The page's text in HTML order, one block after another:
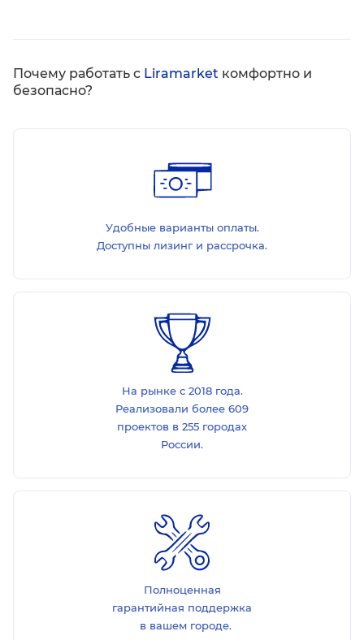
Почему работать с Liramarket комфортно и
безопасно?
Удобные варианты оплаты.
Доступны лизинг и рассрочка.
На рынке с 2018 года.
Реализовали более 609
проектов в 255 городах
России.
Полноценная
гарантийная поддержка
в вашем городе.